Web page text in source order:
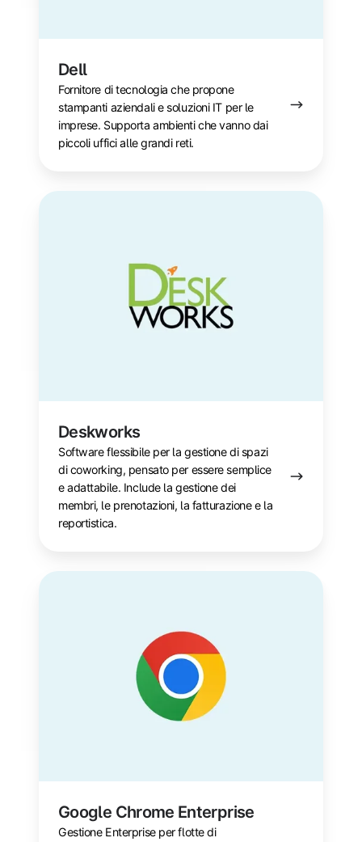
Dell
Fornitore di tecnologia che propone
stampanti aziendali e soluzioni IT per le
imprese. Supporta ambienti che vanno dai
piccoli uffici alle grandi reti.
Deskworks
Software flessibile per la gestione di spazi
di coworking, pensato per essere semplice
e adattabile. Include la gestione dei
membri, le prenotazioni, la fatturazione e la
reportistica.
Deskworks
Google Chrome Enterprise
Gestione Enterprise per flotte di
Google